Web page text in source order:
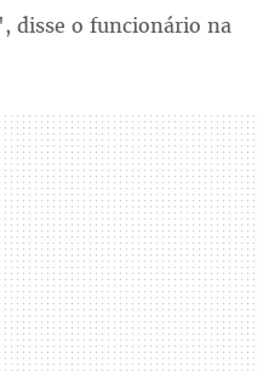
disse o funcionário na